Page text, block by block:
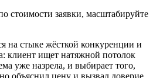
стоимости заявки, масштабируйте
на стыке жёсткой конкуренции и
клиент ищет натяжной потолок
уже назрела, и выбирает того,
объяснил цену и вызвал доверие.